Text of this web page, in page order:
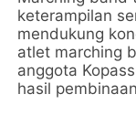
keterampilan
mendukung
atlet marching
anggota
hasil